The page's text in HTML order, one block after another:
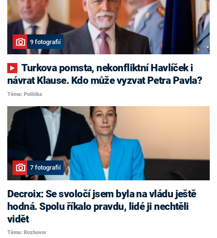
9 fotografií
Turkova pomsta, nekonfliktní Havlíček i
návrat Klause. Kdo může vyzvat Petra Pavla?
Téma: Politika
7 fotografií
Decroix: Se svoločí jsem byla na vládu ještě
hodná. Spolu říkalo pravdu, lidé ji nechtěli
vidět
Téma: Rozhovor